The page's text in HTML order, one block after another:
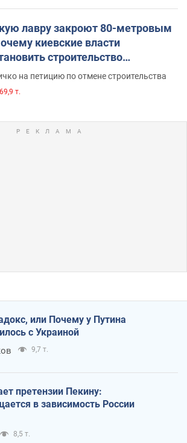
лавру закроют 80-метровым
киевские власти
строительство
верующего"
на петицию по отмене строительства
69,9 т.
или Почему у Путина
с Украиной
9,7 т.
претензии Пекину:
в зависимость России
8,5 т.